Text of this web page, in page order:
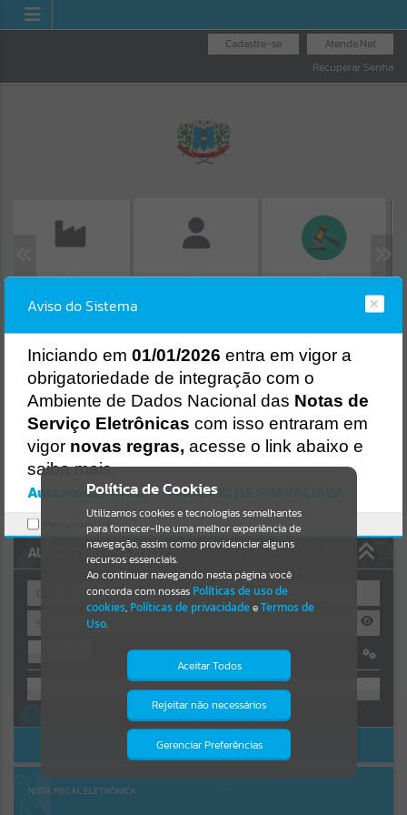
Atende.Net
Cadastre-se
Recuperar Senha
ISS/ALVARÁ
Resultados para""
Portais
Por favor, aguarde...
NOTÍCIAS
Por favor, aguarde...
Por favor, aguarde...
AUTOATENDIMENTO
OU
Cadastre-se|Recuperar Senha
ACESSAR SEM LOGIN
NOTA FISCAL ELETRÔNICA
Política de Cookies
Utilizamos cookies e tecnologias semelhantes
para fornecer-lhe uma melhor experiência de
navegação, assim como providenciar alguns
recursos essenciais.
Ao continuar navegando nesta página você
concorda com nossas Políticas de uso de
cookies, Políticas de privacidadeeTermos de
Uso.
Aceitar Todos
Rejeitar não necessários
Gerenciar Preferências
Isto significa que diversos recursos
providenciados poderão não estar
Aviso do Sistema
Iniciando em 01/01/2026 entra em vigor a
obrigatoriedade de integração com o
Ambiente de Dados Nacional das Notas de
Serviço Eletrônicas com isso entraram em
vigor novas regras, acesse o link abaixo e
saiba mais.
Autoatendimento - MUNICIPIO DE GUARACIABA
Marcar como lido.
Erro
Gerenciamento do Sistema
CÓDIGO DA MENSAGEM:
Ocorreu um erro de script:
Uncaught SyntaxError: Unexpected token '('
https://guaraciaba.atende.net/cidadao/pagina/static/bundle/wpo_in
dex_2_base_l2_portal_editores_sync_d9fb77cfd5741fafc9972edc7a6
41fea.js?v=83d4f602:47
Verificar Mais Detalhes